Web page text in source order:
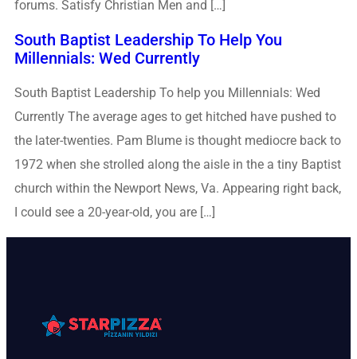
forums. Satisfy Christian Men and […]
South Baptist Leadership To Help You
Millennials: Wed Currently
South Baptist Leadership To help you Millennials: Wed
Currently The average ages to get hitched have pushed to
the later-twenties. Pam Blume is thought mediocre back to
1972 when she strolled along the aisle in the a tiny Baptist
church within the Newport News, Va. Appearing right back,
I could see a 20-year-old, you are […]